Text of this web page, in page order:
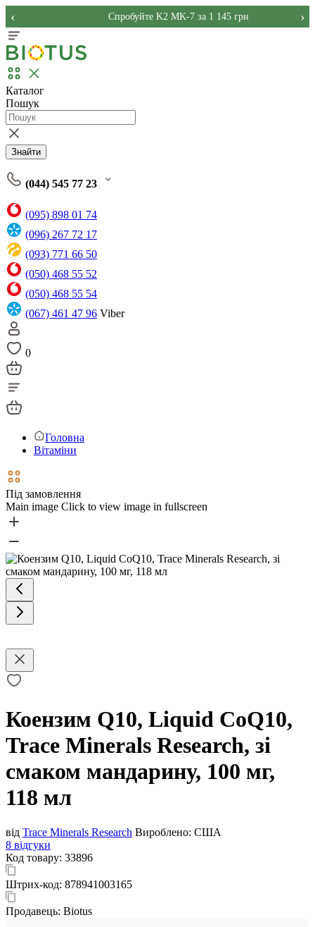
Спробуйте K2 MK-7 за 1 145 грн
‹ ›
Каталог
Пошук
Знайти
(044) 545 77 23
(095) 898 01 74
(096) 267 72 17
(093) 771 66 50
(050) 468 55 52
(050) 468 55 54
(067) 461 47 96 Viber
0
Головна
Вітаміни
Під замовлення
Main image Click to view image in fullscreen
Коензим Q10, Liquid CoQ10,
Trace Minerals Research, зі
смаком мандарину, 100 мг,
118 мл
від Trace Minerals Research Вироблено: США
8 відгуки
Код товару: 33896
Штрих-код: 878941003165
Продавець: Biotus